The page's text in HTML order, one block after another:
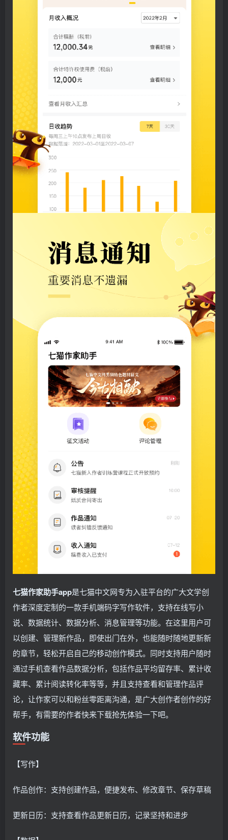
七猫作家助手app是七猫中文网专为入驻平台的广大文学创
作者深度定制的一款手机端码字写作软件，支持在线写小
说、数据统计、数据分析、消息管理等功能。在这里用户可
以创建、管理新作品，即使出门在外，也能随时随地更新新
的章节，轻松开启自己的移动创作模式。同时支持用户随时
通过手机查看作品数据分析，包括作品平均留存率、累计收
藏率、累计阅读转化率等等，并且支持查看和管理作品评
论，让作家可以和粉丝零距离沟通，是广大创作者创作的好
帮手，有需要的作者快来下载抢先体验一下吧。
软件功能
【写作】
作品创作：支持创建作品，便捷发布、修改章节、保存草稿
更新日历：支持查看作品更新日历，记录坚持和进步